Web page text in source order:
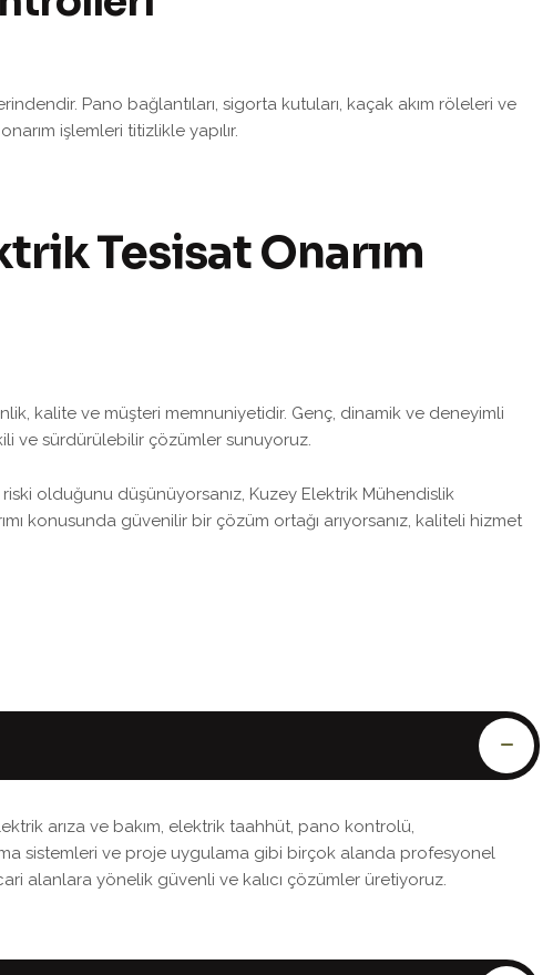
Pano bağlantıları, sigorta kutuları, kaçak akım röleleri ve
işlemleri titizlikle yapılır.
Tesisat Onarım
kalite ve müşteri memnuniyetidir. Genç, dinamik ve deneyimli
ve sürdürülebilir çözümler sunuyoruz.
olduğunu düşünüyorsanız, Kuzey Elektrik Mühendislik
konusunda güvenilir bir çözüm ortağı arıyorsanız, kaliteli hizmet
arıza ve bakım, elektrik taahhüt, pano kontrolü,
sistemleri ve proje uygulama gibi birçok alanda profesyonel
alanlara yönelik güvenli ve kalıcı çözümler üretiyoruz.